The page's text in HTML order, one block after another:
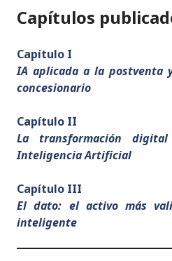
Capítulos
Capítulo I
IA aplicada a la postventa
concesionario
Capítulo II
La transformación
Inteligencia Artificial
Capítulo III
Eldato: el activo más
inteligente